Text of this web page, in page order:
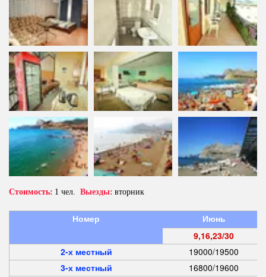
Стоимость: 1 чел. Выезды: вторник
Номер
Июнь
9,16,23/30
2-х местный
19000/19500
3-х местный
16800/19600